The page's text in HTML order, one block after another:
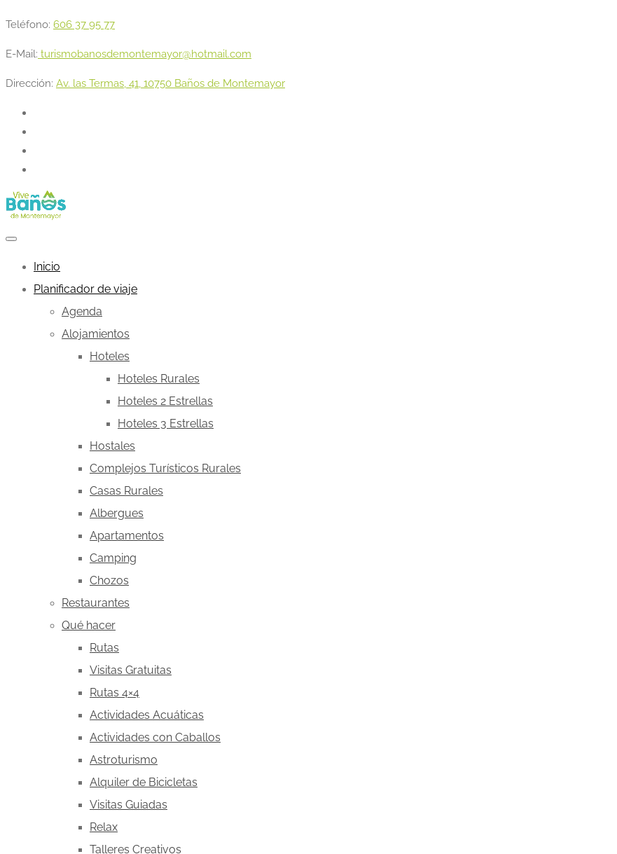
Teléfono: 606 37 95 77
E-Mail: turismobanosdemontemayor@hotmail.com
Dirección: Av. las Termas, 41, 10750 Baños de Montemayor
Inicio
Planificador de viaje
Agenda
Alojamientos
Hoteles
Hoteles Rurales
Hoteles 2 Estrellas
Hoteles 3 Estrellas
Hostales
Complejos Turísticos Rurales
Casas Rurales
Albergues
Apartamentos
Camping
Chozos
Restaurantes
Qué hacer
Rutas
Visitas Gratuitas
Rutas 4×4
Actividades Acuáticas
Actividades con Caballos
Astroturismo
Alquiler de Bicicletas
Visitas Guiadas
Relax
Talleres Creativos